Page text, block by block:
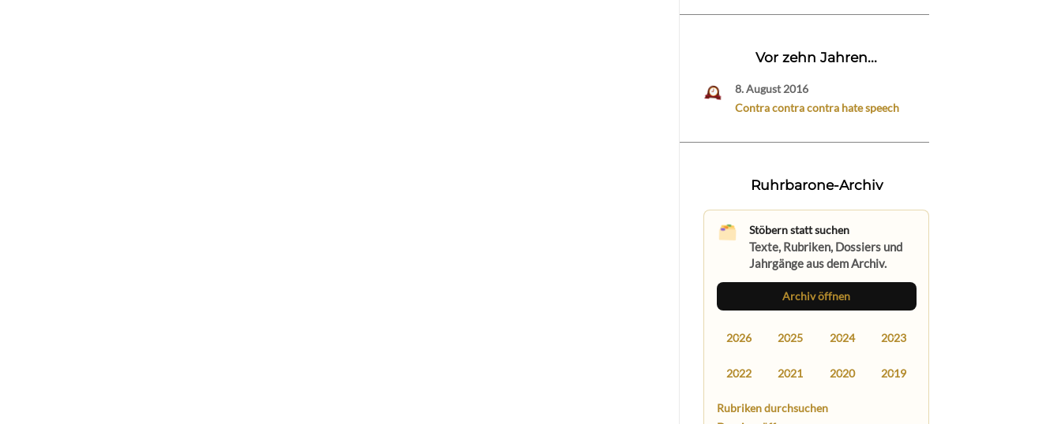
Vor zehn Jahren...
8. August 2016
Contra contra contra hate speech
Ruhrbarone-Archiv
Stöbern statt suchen
Texte, Rubriken, Dossiers und
Jahrgänge aus dem Archiv.
Archiv öffnen
2026 2025 2024 2023
2022 2021 2020 2019
Rubriken durchsuchen